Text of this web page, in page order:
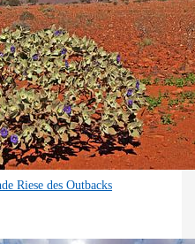
Riese des Outbacks